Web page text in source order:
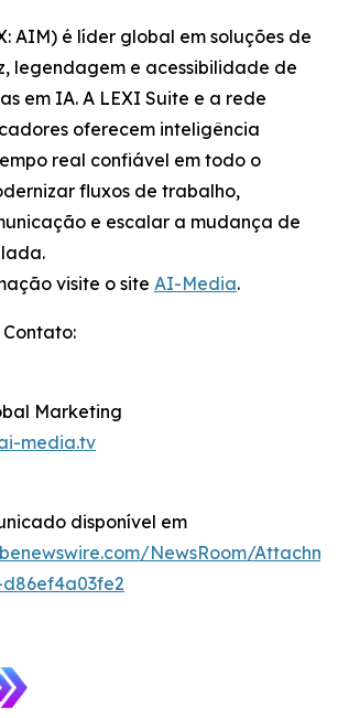
AIM) é líder global em soluções de
legendagem e acessibilidade de
em IA. A LEXI Suite e a rede
oferecem inteligência
real confiável em todo o
fluxos de trabalho,
e escalar a mudança de
visite o site AI-Media.
Marketing
media.tv
disponível em
NewsRoom/